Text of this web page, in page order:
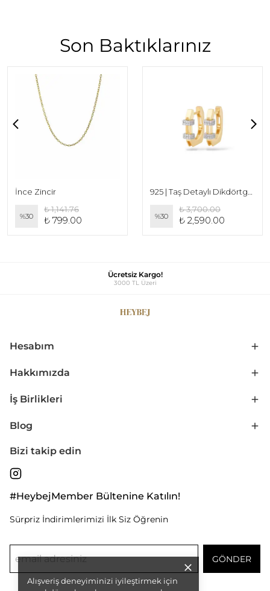
Alışveriş deneyiminizi iyileştirmek için
Son Baktıklarınız
İnce Zincir
%30
₺ 1,141.76
₺ 799.00 %30
₺ 3,700.00
₺ 2,590.00
Ücretsiz Kargo!
3000 TL Üzeri
Hesabım
Hakkımızda
İş Birlikleri
Blog
Bizi takip edin
#HeybejMember Bültenine Katılın!
Sürpriz İndirimlerimizi İlk Siz Öğrenin
GÖNDER